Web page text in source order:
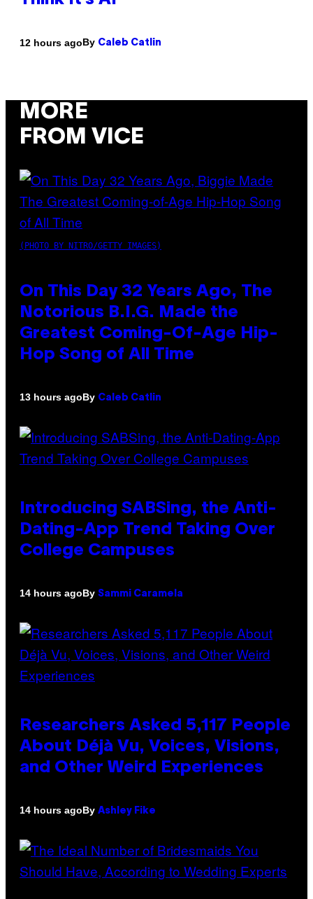
12 hours agoBy Caleb Catlin
MORE
FROM VICE
(PHOTO BY NITRO/GETTY IMAGES)
On This Day 32 Years Ago, The
Notorious B.I.G. Made the
Greatest Coming-Of-Age Hip-
Hop Song of All Time
13 hours agoBy Caleb Catlin
Introducing SABSing, the Anti-
Dating-App Trend Taking Over
College Campuses
14 hours agoBy Sammi Caramela
Researchers Asked 5,117 People
About Déjà Vu, Voices, Visions,
and Other Weird Experiences
14 hours agoBy Ashley Fike